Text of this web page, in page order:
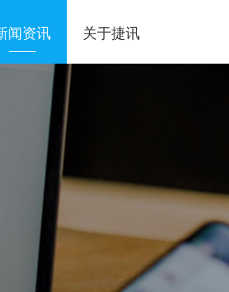
闻资讯 关于捷讯